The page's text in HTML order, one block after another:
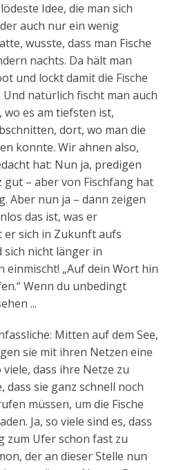
Idee, die man sich
auch nur ein wenig
wusste, dass man Fische
nachts. Da hält man
und lockt damit die Fische
natürlich fischt man auch
wo es am tiefsten ist,
dort, wo man die
konnte. Wir ahnen also,
hat: Nun ja, predigen
gut – aber von Fischfang hat
Aber nun ja – dann zeigen
das ist, was er
er sich in Zukunft aufs
nicht länger in
einmischt! „Auf dein Wort hin
Wenn du unbedingt
...
Mitten auf dem See,
sie mit ihren Netzen eine
dass ihre Netze zu
sie ganz schnell noch
müssen, um die Fische
Ja, so viele sind es, dass
zum Ufer schon fast zu
der an dieser Stelle nun